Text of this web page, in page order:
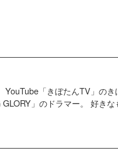
「きぼたんTV」の
」のドラマー。 好きな